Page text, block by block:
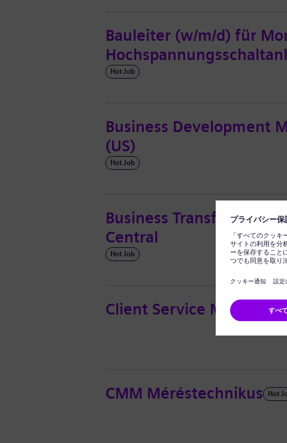
Bauleiter (w/m/d) für
Hot Job
Business Development
(US)
Hot Job
Business Transformation
Central
Hot Job
Client Service Manager
CMM Méréstechnikus Hot